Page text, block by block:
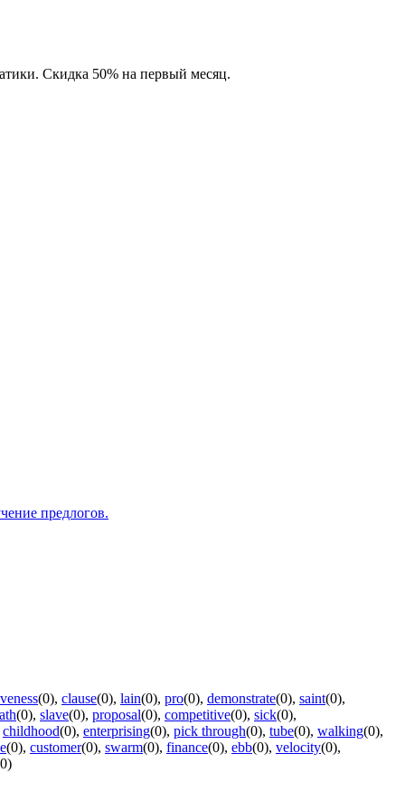
Скидка 50% на первый месяц.
предлогов.
(0), clause(0), lain(0), pro(0), demonstrate(0), saint(0),
(0), slave(0), proposal(0), competitive(0), sick(0),
childhood(0), enterprising(0), pick through(0), tube(0), walking(0),
(0), customer(0), swarm(0), finance(0), ebb(0), velocity(0),